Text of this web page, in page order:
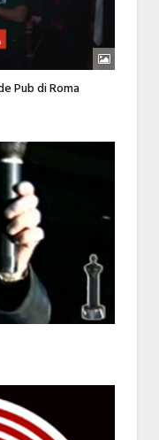
Pub di Roma